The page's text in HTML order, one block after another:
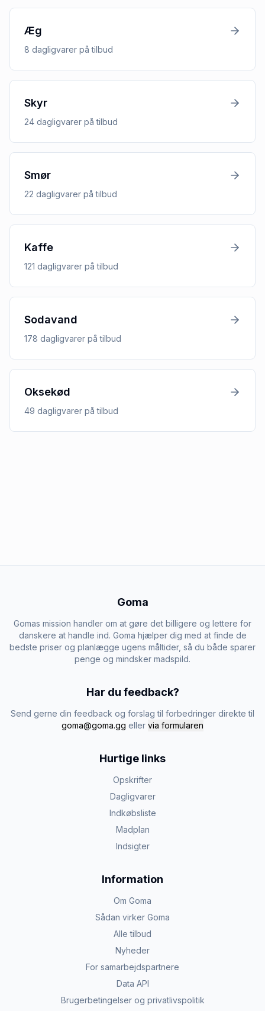
Æg
8 dagligvarer på tilbud
Skyr
24 dagligvarer på tilbud
Smør
22 dagligvarer på tilbud
Kaffe
121 dagligvarer på tilbud
Sodavand
178 dagligvarer på tilbud
Oksekød
49 dagligvarer på tilbud
Goma
Gomas mission handler om at gøre det billigere og lettere for
danskere at handle ind. Goma hjælper dig med at finde de
bedste priser og planlægge ugens måltider, så du både sparer
penge og mindsker madspild.
Har du feedback?
Send gerne din feedback og forslag til forbedringer direkte til
goma@goma.gg eller via formularen
Hurtige links
Opskrifter
Dagligvarer
Indkøbsliste
Madplan
Indsigter
Information
Om Goma
Sådan virker Goma
Alle tilbud
Nyheder
For samarbejdspartnere
Data API
Brugerbetingelser og privatlivspolitik